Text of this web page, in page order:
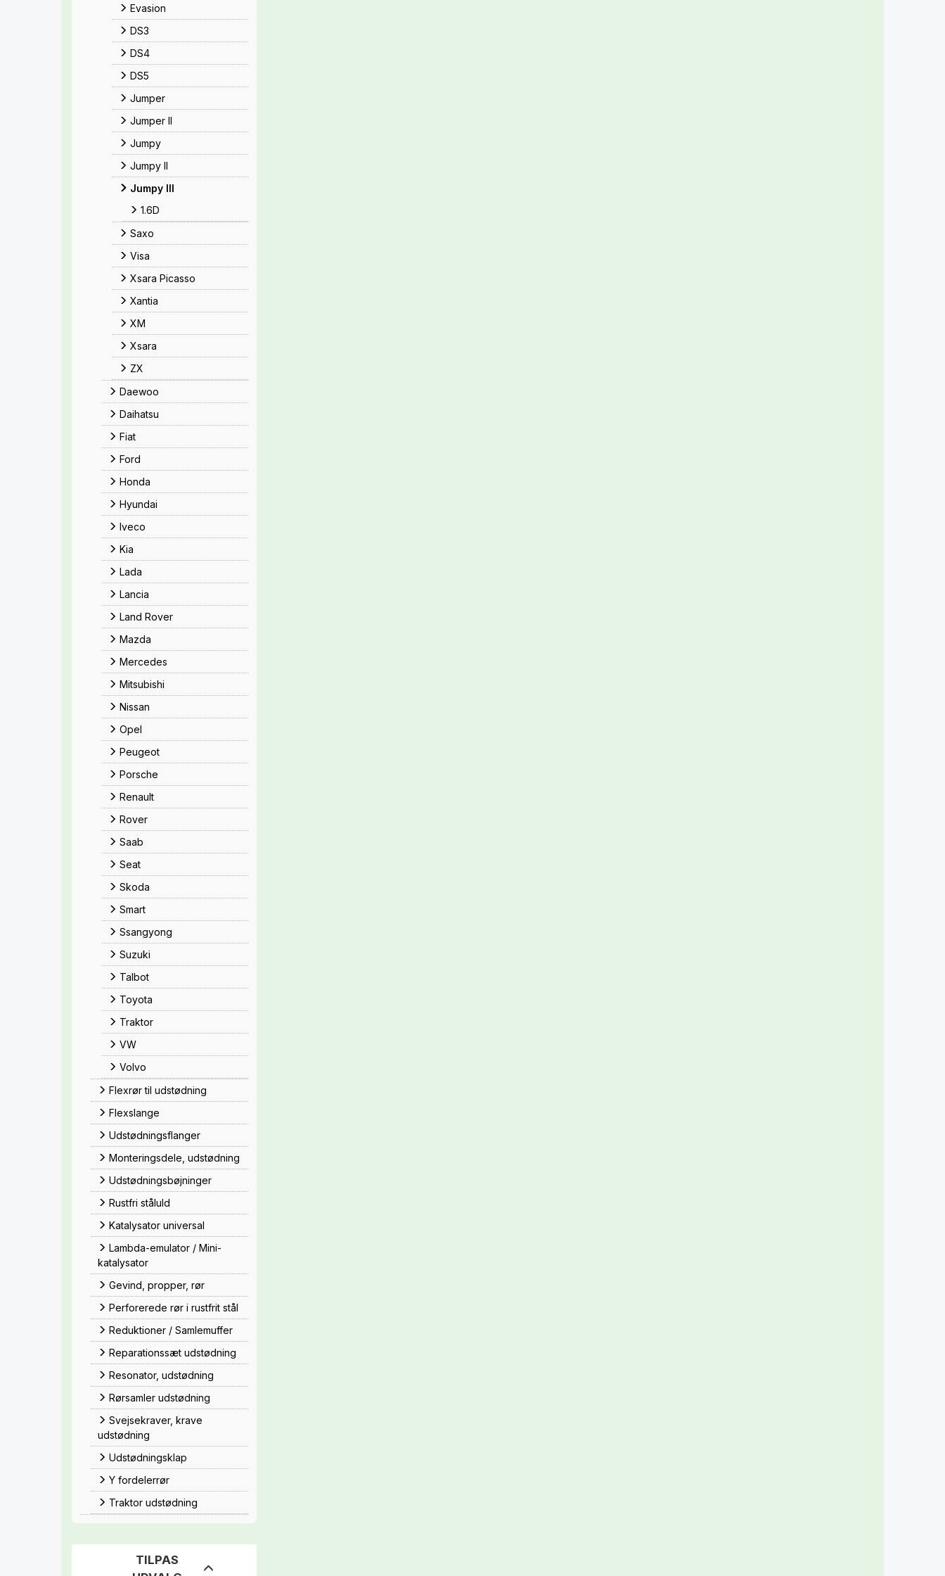
Evasion
DS3
DS4
DS5
Jumper
Jumper II
Jumpy
Jumpy II
Jumpy III
1.6D
Saxo
Visa
Xsara Picasso
Xantia
XM
Xsara
ZX
Daewoo
Daihatsu
Fiat
Ford
Honda
Hyundai
Iveco
Kia
Lada
Lancia
Land Rover
Mazda
Mercedes
Mitsubishi
Nissan
Opel
Peugeot
Porsche
Renault
Rover
Saab
Seat
Skoda
Smart
Ssangyong
Suzuki
Talbot
Toyota
Traktor
VW
Volvo
Flexrør til udstødning
Flexslange
Udstødningsflanger
Monteringsdele, udstødning
Udstødningsbøjninger
Rustfri ståluld
Katalysator universal
Lambda-emulator / Mini-
katalysator
Gevind, propper, rør
Perforerede rør i rustfrit stål
Reduktioner / Samlemuffer
Reparationssæt udstødning
Resonator, udstødning
Rørsamler udstødning
Svejsekraver, krave
udstødning
Udstødningsklap
Y fordelerrør
Traktor udstødning
TILPAS